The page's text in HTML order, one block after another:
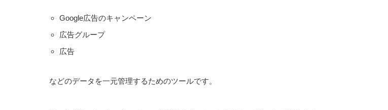
Google広告のキャンペーン
広告グループ
広告
などのデータを一元管理するためのツールです。